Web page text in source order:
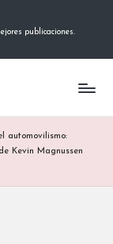
publicaciones.
automovilismo:
Kevin Magnussen